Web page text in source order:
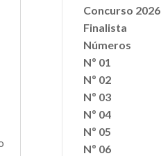
Concurso 2026
Finalista
Números
Nº 01
Nº 02
Nº 03
Nº 04
Nº 05
Nº 06